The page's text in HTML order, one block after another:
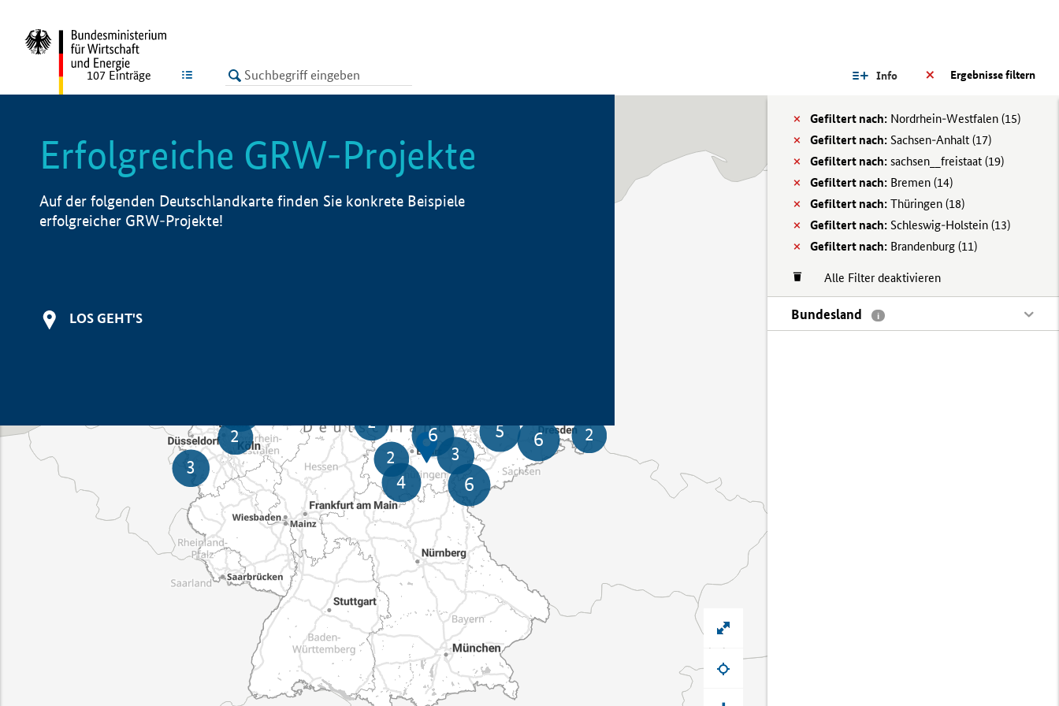
LISTE Ergebnisse filtern
Info
Gefiltert nach: Nordrhein-Westfalen (15)
Gefiltert nach: Sachsen-Anhalt (17)
Gefiltert nach: sachsen__freistaat (19)
Gefiltert nach: Bremen (14)
Gefiltert nach: Thüringen (18)
Gefiltert nach: Schleswig-Holstein (13)
Gefiltert nach: Brandenburg (11)
Alle Filter deaktivieren
Bundesland i
107 Einträge
Erfolgreiche GRW-Projekte
Auf der folgenden Deutschlandkarte finden Sie konkrete Beispiele
erfolgreicher GRW-Projekte!
LOS GEHT'S